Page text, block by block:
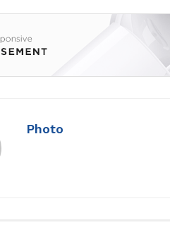
Photo